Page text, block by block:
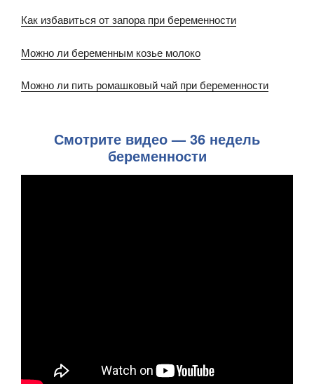
Как избавиться от запора при беременности
Можно ли беременным козье молоко
Можно ли пить ромашковый чай при беременности
Смотрите видео — 36 недель
беременности